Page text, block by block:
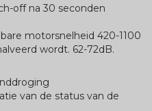
off na 30 seconden
motorsnelheid 420-1100
wordt. 62-72dB.
van de status van de